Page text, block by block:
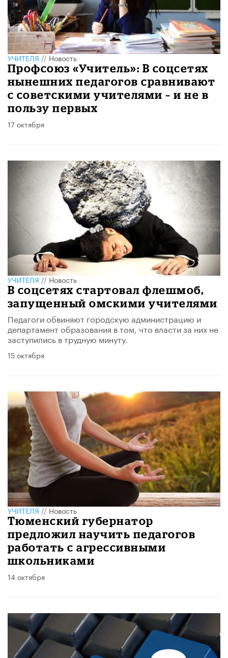
УЧИТЕЛЯ//Новость
Профсоюз «Учитель»: В соцсетях
нынешних педагогов сравнивают
с советскими учителями – и не в
пользу первых
17 октября
УЧИТЕЛЯ//Новость
В соцсетях стартовал флешмоб,
запущенный омскими учителями
Педагоги обвиняют городскую администрацию и
департамент образования в том, что власти за них не
заступились в трудную минуту.
15 октября
УЧИТЕЛЯ//Новость
Тюменский губернатор
предложил научить педагогов
работать с агрессивными
школьниками
14 октября